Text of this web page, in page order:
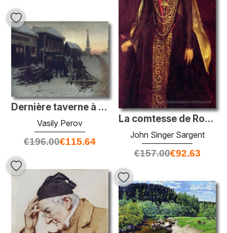
La comtesse de Rocksavage, plus tard Marchionne de Cholmondeley
John Singer Sargent
€157.00€92.63
Dernière taverne à la porte de la ville
Vasily Perov
€196.00€115.64